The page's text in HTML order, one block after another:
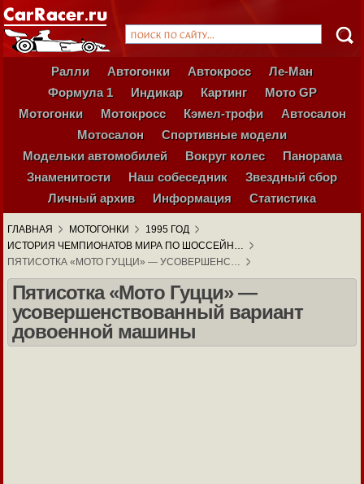
Ралли Автогонки Автокросс
Ле-Ман
Формула 1
Индикар Картинг
Мото GP
Мотогонки
Мотокросс Кэмел-трофи
Автосалон
Мотосалон
Спортивные модели
Модельки автомобилей
Вокруг колес
Панорама
Знаменитости
Наш собеседник
Звездный сбор
Личный архив
Информация Статистика
ГЛАВНАЯ МОТОГОНКИ
1995 ГОД
ИСТОРИЯ ЧЕМПИОНАТОВ МИРА ПО ШОССЕЙН…
ПЯТИСОТКА «МОТО ГУЦЦИ» — УСОВЕРШЕНС…
Пятисотка «Мото Гуцци» —
усовершенствованный вариант
довоенной машины